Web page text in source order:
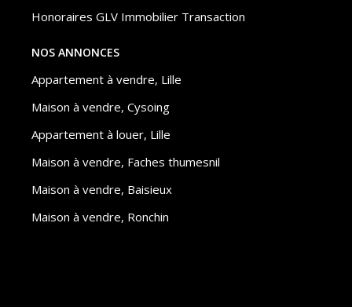
Honoraires GLV Immobilier Transaction
NOS ANNONCES
Appartement à vendre, Lille
Maison à vendre, Cysoing
Appartement à louer, Lille
Maison à vendre, Faches thumesnil
Maison à vendre, Baisieux
Maison à vendre, Ronchin